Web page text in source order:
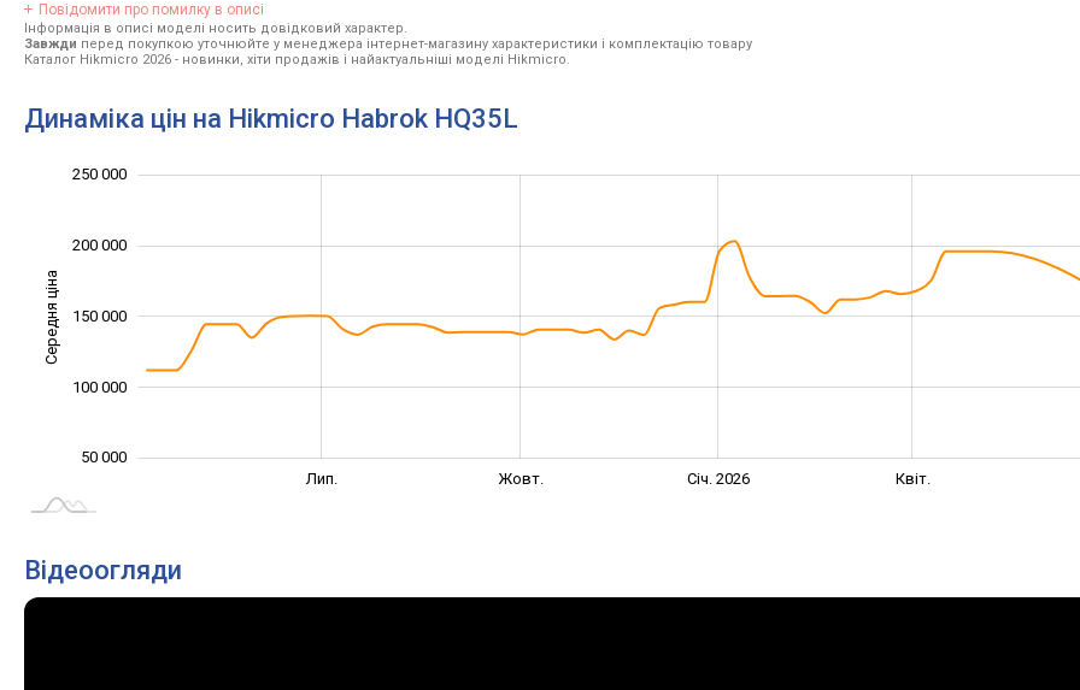
Повідомити про помилку в описі
Інформація в описі моделі носить довідковий характер.
Завжди перед покупкою уточнюйте у менеджера інтернет-магазину характеристики і комплектацію товару
Каталог Hikmicro 2026 - новинки, хіти продажів і найактуальніші моделі Hikmicro.
Динаміка цін на Hikmicro Habrok HQ35L
Середня ціна 100 000
100 000
250 000
200 000
150 000
50 000
Лип. Жовт. Січ. 2026 Квіт.
Відеоогляди